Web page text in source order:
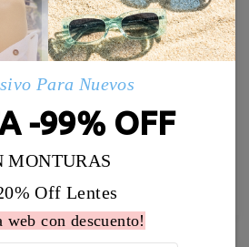
9,95 €24,95 €
Para Nuevos
-99% OFF
MONTURAS
Off Lentes
web con descuento!